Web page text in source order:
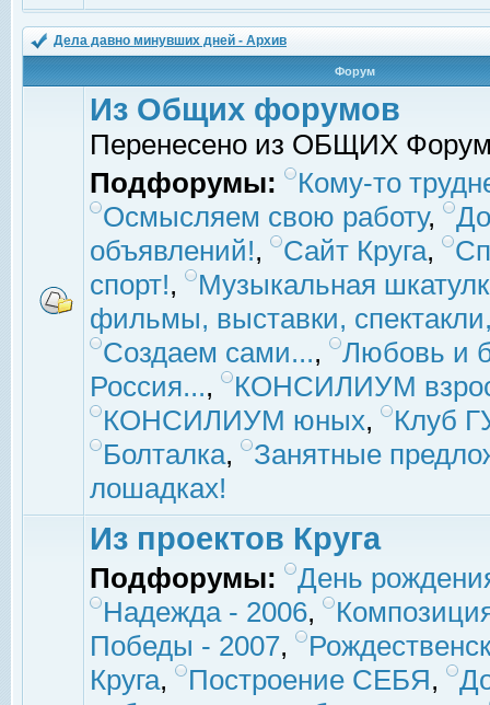
Дела давно минувших дней - Архив
Форум
Из Общих форумов
Перенесено из ОБЩИХ
Подфорумы:
Кому-то
Осмысляем свою работу,
объявлений!, Сайт Круга,
спорт!,
Музыкальная
фильмы, выставки,
Создаем сами...,
Любовь и
Россия...,
КОНСИЛИУМ
КОНСИЛИУМ юных,
Клуб
Болталка,
Занятные
лошадках!
Из проектов Круга
Подфорумы:
День
Надежда - 2006,
Победы - 2007,
Круга, Построение СЕБЯ,